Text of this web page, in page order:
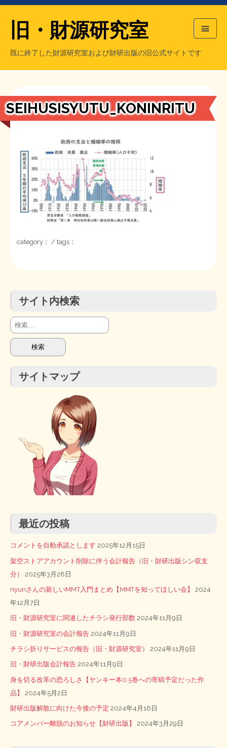
【国の、本当の】財源チラシ／旧・財源研究室
シン財源はあなたです／合同誌／旧・サブカル分室
日本経済を解説するヤンキー／MIHANAマンガ／旧・財研出版
もっと知りたい方へ
マネクリ戦士 RED & BLACK
MMTの学習資料
STOPインボイス作品集
用語集
旧・財源研究室
既に終了した財源研究室および財研出版の旧公式サイトです
旧・財源研究室について
チラシ発行部数
会計報告
旧・財研出版について
会計報告
SEIHUSISYUTU_KONINRITU
category： / tags：
サイト内検索
検
索:
サイトマップ
最近の投稿
コメントを自動承認とします 2025年12月15日
架空ストアアカウント削除に伴う会計報告（旧・財研出版シン収支
分）
2025年3月28日
nyunさんの新しいMMT入門まとめ【MMTを知ってほしい会】
2024
年12月7日
旧・財源研究室に関連したチラシ発行部数 2024年11月9日
旧・財源研究室の会計報告 2024年11月9日
チラシ折りサービスの報告（旧・財源研究室） 2024年11月9日
旧・財研出版会計報告 2024年11月9日
身を切る改革の恐ろしさ【ヤンキー本0.5巻への寄稿予定だった作
品】
2024年5月2日
財研出版解散に向けた今後の予定 2024年4月16日
コアメンバー離脱のお知らせ【財研出版】 2024年3月29日